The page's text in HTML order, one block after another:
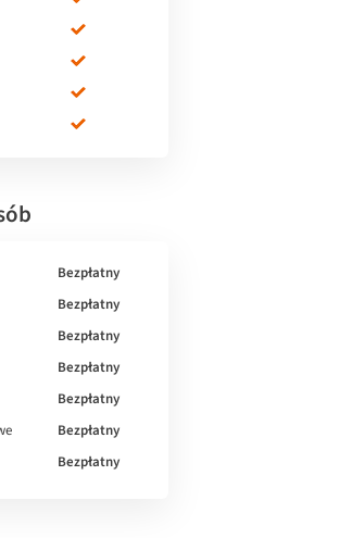
Bezpłatny
Bezpłatny
Bezpłatny
Bezpłatny
Bezpłatny
Bezpłatny
Bezpłatny